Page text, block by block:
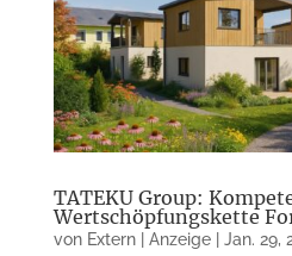
TATEKU Group:
Wertschöpfungskette
von Extern | Anzeige| Jan. 29,